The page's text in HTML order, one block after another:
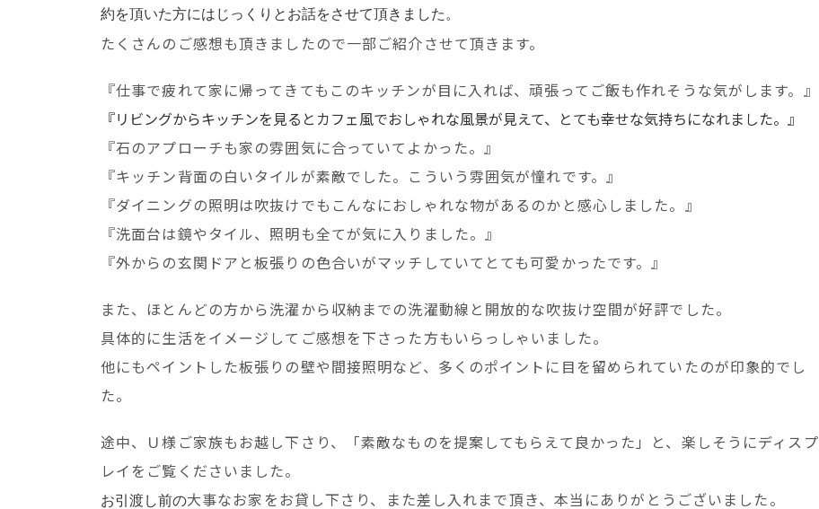
約を頂いた方にはじっくりとお話をさせて頂きました。
たくさんのご感想も頂きましたので一部ご紹介させて頂きます。
『仕事で疲れて家に帰ってきてもこのキッチンが目に入れば、頑張ってご飯も作れそうな気がします。』
『リビングからキッチンを見るとカフェ風でおしゃれな風景が見えて、とても幸せな気持ちになれました。』
『石のアプローチも家の雰囲気に合っていてよかった。』
『キッチン背面の白いタイルが素敵でした。こういう雰囲気が憧れです。』
『ダイニングの照明は吹抜けでもこんなにおしゃれな物があるのかと感心しました。』
『洗面台は鏡やタイル、照明も全てが気に入りました。』
『外からの玄関ドアと板張りの色合いがマッチしていてとても可愛かったです。』
また、ほとんどの方から洗濯から収納までの洗濯動線と開放的な吹抜け空間が好評でした。
具体的に生活をイメージしてご感想を下さった方もいらっしゃいました。
他にもペイントした板張りの壁や間接照明など、多くのポイントに目を留められていたのが印象的でし
た。
途中、Ｕ様ご家族もお越し下さり、「素敵なものを提案してもらえて良かった」と、楽しそうにディスプ
レイをご覧くださいました。
お引渡し前の大事なお家をお貸し下さり、また差し入れまで頂き、本当にありがとうございました。